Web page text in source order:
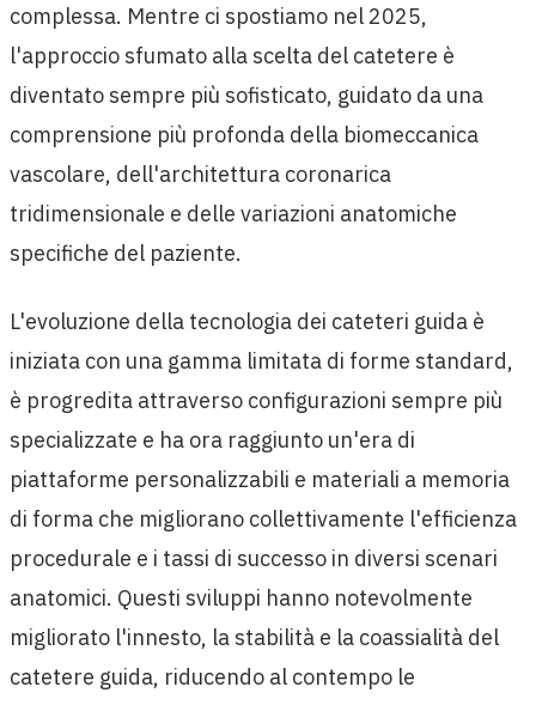
complessa. Mentre ci spostiamo nel 2025,
l'approccio sfumato alla scelta del catetere è
diventato sempre più sofisticato, guidato da una
comprensione più profonda della biomeccanica
vascolare, dell'architettura coronarica
tridimensionale e delle variazioni anatomiche
specifiche del paziente.
L'evoluzione della tecnologia dei cateteri guida è
iniziata con una gamma limitata di forme standard,
è progredita attraverso configurazioni sempre più
specializzate e ha ora raggiunto un'era di
piattaforme personalizzabili e materiali a memoria
di forma che migliorano collettivamente l'efficienza
procedurale e i tassi di successo in diversi scenari
anatomici. Questi sviluppi hanno notevolmente
migliorato l'innesto, la stabilità e la coassialità del
catetere guida, riducendo al contempo le